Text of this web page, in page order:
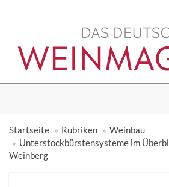
Startseite
Rubriken
Weinbau
Unterstockbürstensysteme im
Weinberg